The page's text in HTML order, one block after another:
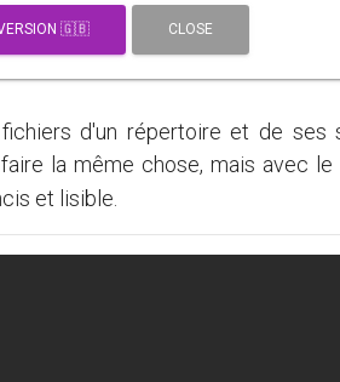
VERSION 🇬🇧 CLOSE
d'un répertoire et de ses
la même chose, mais avec
et lisible.